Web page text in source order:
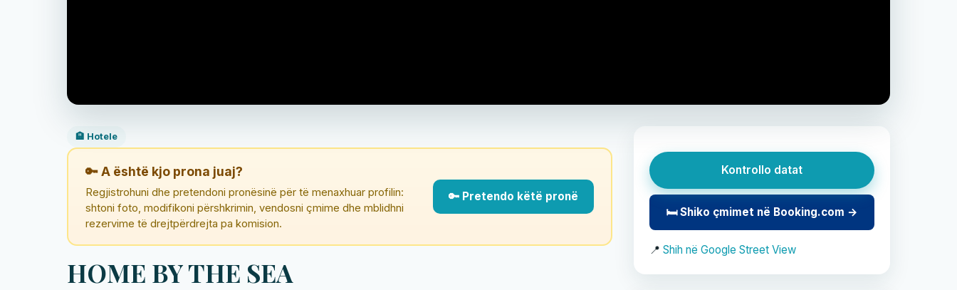
🏨 Hotele
🔑 A është kjo prona juaj?
Regjistrohuni dhe pretendoni pronësinë për të menaxhuar profilin:
shtoni foto, modifikoni përshkrimin, vendosni çmime dhe mblidhni
rezervime të drejtpërdrejta pa komision.
🔑 Pretendo këtë pronë
HOME BY THE SEA
Kontrollo datat
🛏 Shiko çmimet në Booking.com →
📍 Shih në Google Street View